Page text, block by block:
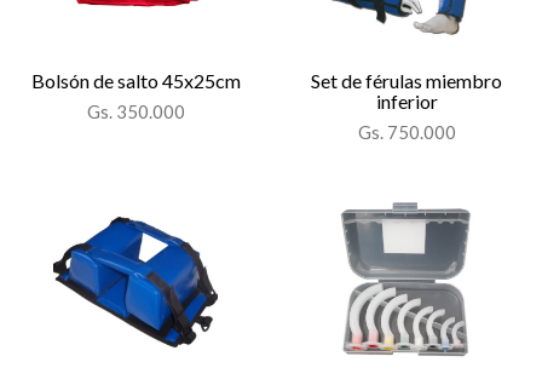
Bolsón de salto 45x25cm
Gs. 350.000
Set de férulas miembro
inferior
Gs. 750.000